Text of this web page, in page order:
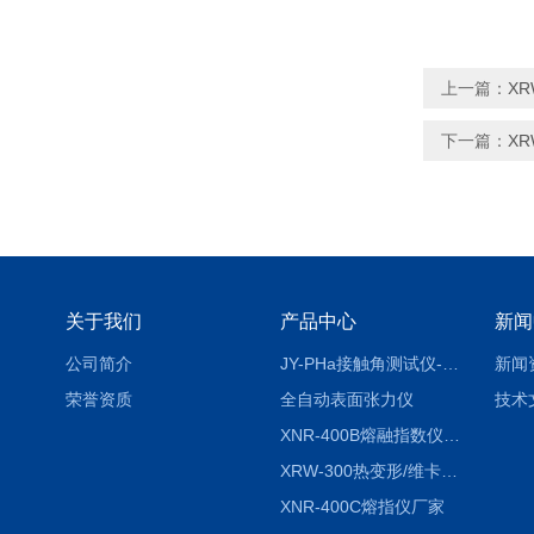
上一篇：
下一篇：
关于我们
公司简介
荣誉资质
产品中心
全自动表面张力仪
XRW-300热变形/维卡软化点温度测定仪
XNR-400C熔指仪厂家
新
新闻
技术